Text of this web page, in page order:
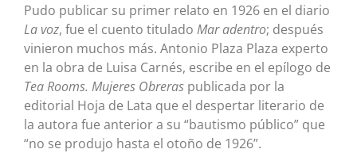
Pudo publicar su primer relato en 1926 en el diario
La voz, fue el cuento titulado Mar adentro; después
vinieron muchos más. Antonio Plaza Plaza experto
en la obra de Luisa Carnés, escribe en el epílogo de
Tea Rooms. Mujeres Obreras publicada por la
editorial Hoja de Lata que el despertar literario de
la autora fue anterior a su “bautismo público” que
“no se produjo hasta el otoño de 1926”.